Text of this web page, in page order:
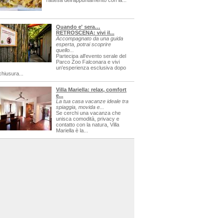
Quando e' sera…
RETROSCENA: vivi il...
Accompagnato da una guida
esperta, potrai scoprire
quello...
Partecipa all'evento serale del
Parco Zoo Falconara e vivi
un'esperienza esclusiva dopo
Villa Mariella: relax, comfort
e...
La tua casa vacanze ideale tra
spiaggia, movida e...
Se cerchi una vacanza che
unisca comodità, privacy e
contatto con la natura, Villa
Mariella è la...